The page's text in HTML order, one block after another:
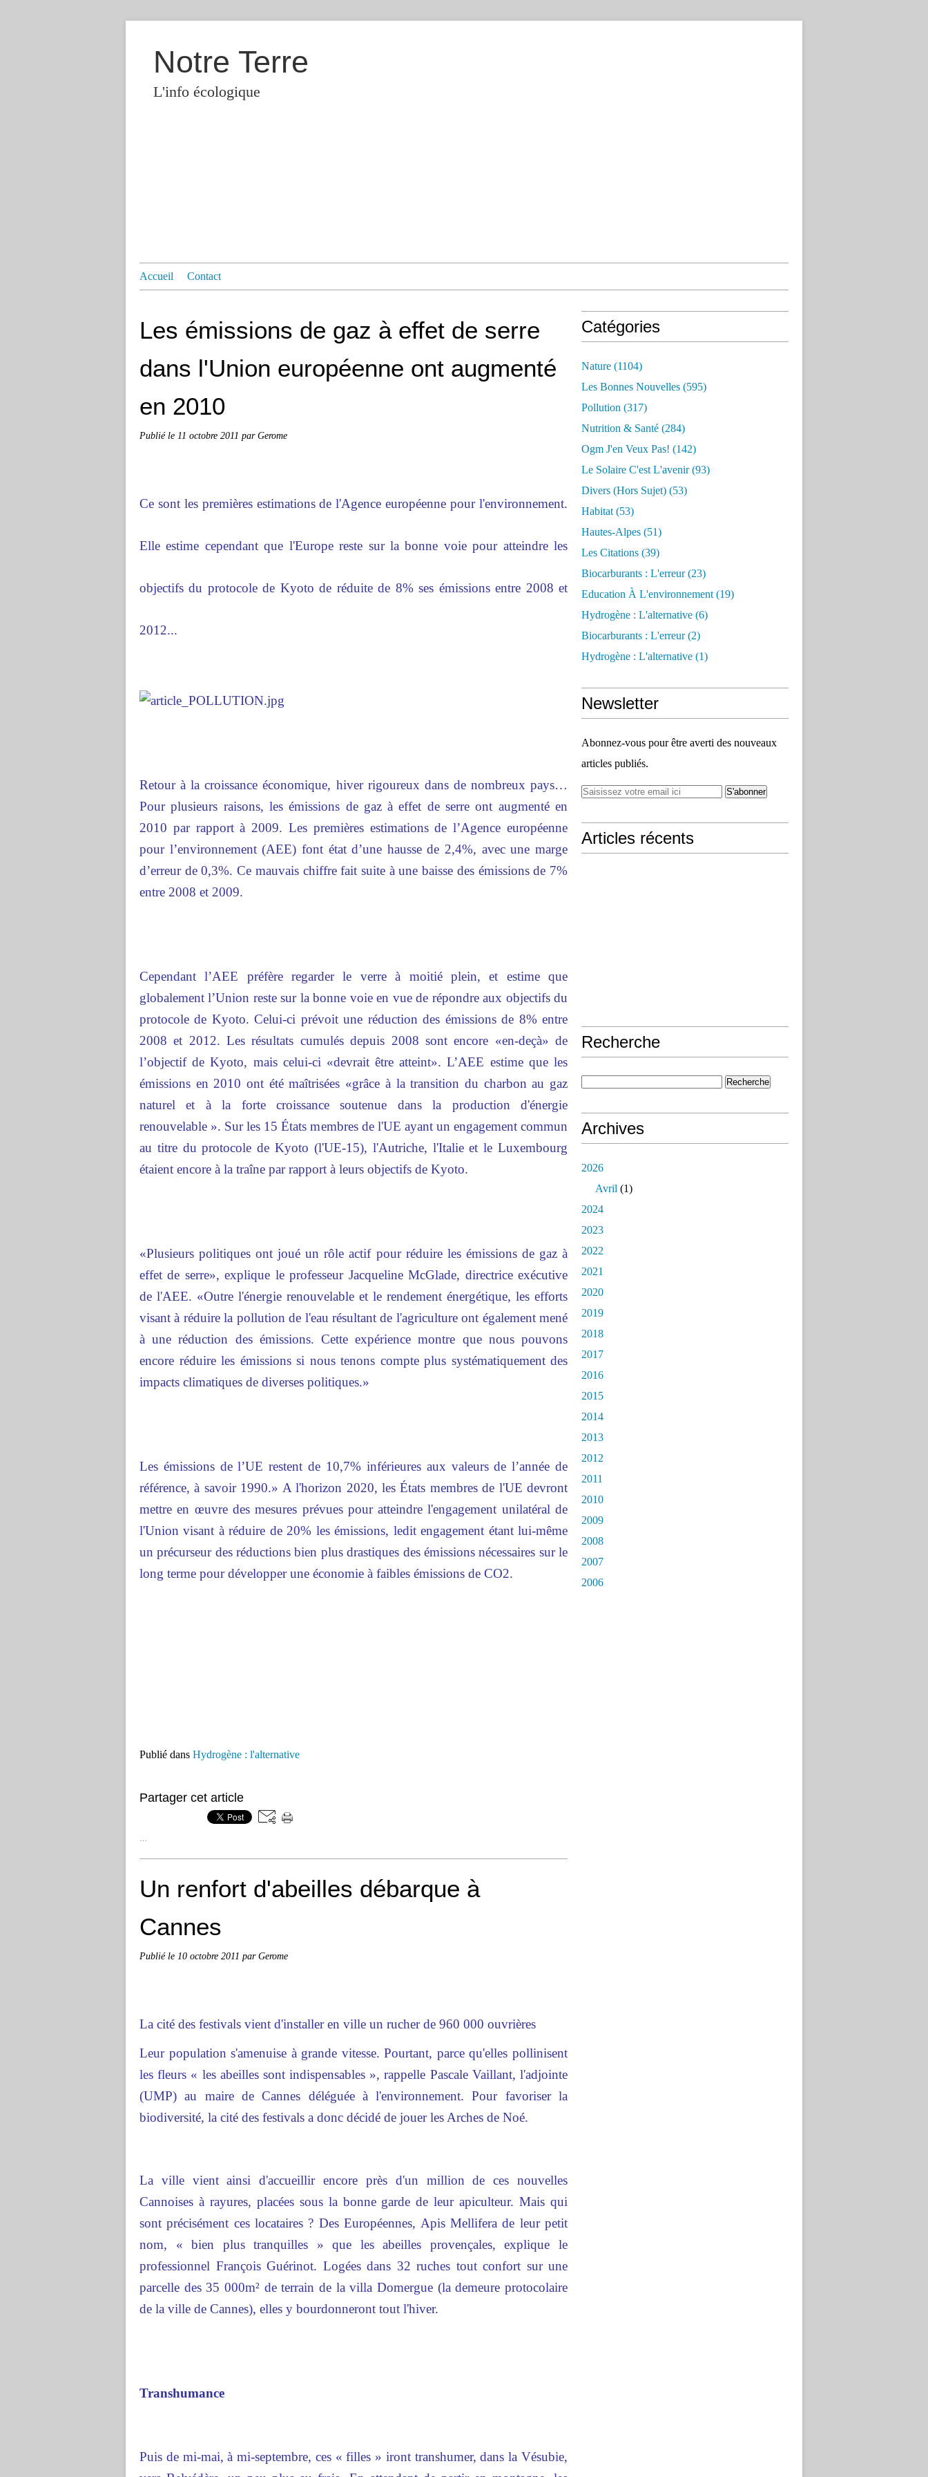
Notre Terre
L'info écologique
Accueil Contact
Les émissions de gaz à effet de serre
dans l'Union européenne ont augmenté
en 2010
Publié le 11 octobre 2011 par Gerome
Ce sont les premières estimations de l'Agence européenne pour l'environnement.
Elle estime cependant que l'Europe reste sur la bonne voie pour atteindre les
objectifs du protocole de Kyoto de réduite de 8% ses émissions entre 2008 et
2012...
Retour à la croissance économique, hiver rigoureux dans de nombreux pays…
Pour plusieurs raisons, les émissions de gaz à effet de serre ont augmenté en
2010 par rapport à 2009. Les premières estimations de l’Agence européenne
pour l’environnement (AEE) font état d’une hausse de 2,4%, avec une marge
d’erreur de 0,3%. Ce mauvais chiffre fait suite à une baisse des émissions de 7%
entre 2008 et 2009.
Cependant l’AEE préfère regarder le verre à moitié plein, et estime que
globalement l’Union reste sur la bonne voie en vue de répondre aux objectifs du
protocole de Kyoto. Celui-ci prévoit une réduction des émissions de 8% entre
2008 et 2012. Les résultats cumulés depuis 2008 sont encore «en-deçà» de
l’objectif de Kyoto, mais celui-ci «devrait être atteint». L’AEE estime que les
émissions en 2010 ont été maîtrisées «grâce à la transition du charbon au gaz
naturel et à la forte croissance soutenue dans la production d'énergie
renouvelable ». Sur les 15 États membres de l'UE ayant un engagement commun
au titre du protocole de Kyoto (l'UE-15), l'Autriche, l'Italie et le Luxembourg
étaient encore à la traîne par rapport à leurs objectifs de Kyoto.
«Plusieurs politiques ont joué un rôle actif pour réduire les émissions de gaz à
effet de serre», explique le professeur Jacqueline McGlade, directrice exécutive
de l'AEE. «Outre l'énergie renouvelable et le rendement énergétique, les efforts
visant à réduire la pollution de l'eau résultant de l'agriculture ont également mené
à une réduction des émissions. Cette expérience montre que nous pouvons
encore réduire les émissions si nous tenons compte plus systématiquement des
impacts climatiques de diverses politiques.»
Les émissions de l’UE restent de 10,7% inférieures aux valeurs de l’année de
référence, à savoir 1990.» A l'horizon 2020, les États membres de l'UE devront
mettre en œuvre des mesures prévues pour atteindre l'engagement unilatéral de
l'Union visant à réduire de 20% les émissions, ledit engagement étant lui-même
un précurseur des réductions bien plus drastiques des émissions nécessaires sur le
long terme pour développer une économie à faibles émissions de CO2.
Publié dans Hydrogène : l'alternative
Partager cet article
Un renfort d'abeilles débarque à
Cannes
Publié le 10 octobre 2011 par Gerome
La cité des festivals vient d'installer en ville un rucher de 960 000 ouvrières
Leur population s'amenuise à grande vitesse. Pourtant, parce qu'elles pollinisent
les fleurs « les abeilles sont indispensables », rappelle Pascale Vaillant, l'adjointe
(UMP) au maire de Cannes déléguée à l'environnement. Pour favoriser la
biodiversité, la cité des festivals a donc décidé de jouer les Arches de Noé.
La ville vient ainsi d'accueillir encore près d'un million de ces nouvelles
Cannoises à rayures, placées sous la bonne garde de leur apiculteur. Mais qui
sont précisément ces locataires ? Des Européennes, Apis Mellifera de leur petit
nom, « bien plus tranquilles » que les abeilles provençales, explique le
professionnel François Guérinot. Logées dans 32 ruches tout confort sur une
parcelle des 35 000m² de terrain de la villa Domergue (la demeure protocolaire
de la ville de Cannes), elles y bourdonneront tout l'hiver.
Transhumance
Puis de mi-mai, à mi-septembre, ces « filles » iront transhumer, dans la Vésubie,
Catégories
Nature (1104)
Les Bonnes Nouvelles (595)
Pollution (317)
Nutrition & Santé (284)
Ogm J'en Veux Pas! (142)
Le Solaire C'est L'avenir(93)
Divers (hors Sujet) (53)
Habitat (53)
Hautes-Alpes (51)
Les Citations (39)
Biocarburants : L'erreur(23)
Education À L'environnement (19)
Hydrogène : L'alternative (6)
Biocarburants : L'erreur(2)
Hydrogène : L'alternative (1)
Newsletter
Abonnez-vous pour être averti des nouveaux
articles publiés.
Articles récents
Recherche
Archives
2026
Avril (1)
2024
2023
2022
2021
2020
2019
2018
2017
2016
2015
2014
2013
2012
2011
2010
2009
2008
2007
2006